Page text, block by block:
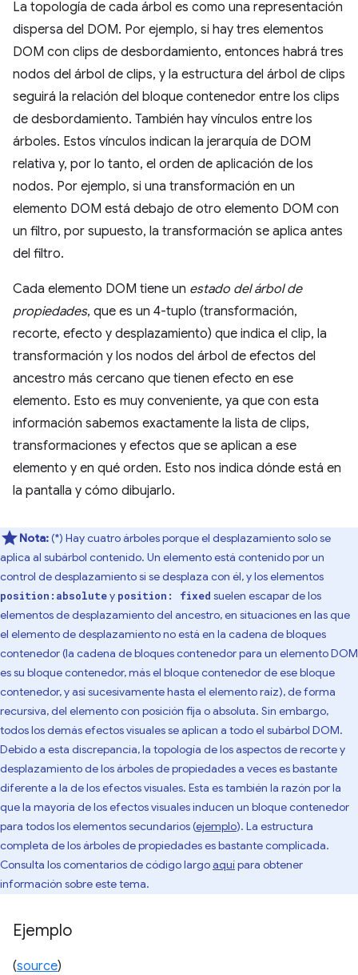
La topología de cada árbol es como una representación
dispersa del DOM. Por ejemplo, si hay tres elementos
DOM con clips de desbordamiento, entonces habrá tres
nodos del árbol de clips, y la estructura del árbol de clips
seguirá la relación del bloque contenedor entre los clips
de desbordamiento. También hay vínculos entre los
árboles. Estos vínculos indican la jerarquía de DOM
relativa y, por lo tanto, el orden de aplicación de los
nodos. Por ejemplo, si una transformación en un
elemento DOM está debajo de otro elemento DOM con
un filtro, por supuesto, la transformación se aplica antes
del filtro.
Cada elemento DOM tiene un estado del árbol de
propiedades, que es un 4-tuplo (transformación,
recorte, efecto y desplazamiento) que indica el clip, la
transformación y los nodos del árbol de efectos del
ancestro más cercano que tienen efecto en ese
elemento. Esto es muy conveniente, ya que con esta
información sabemos exactamente la lista de clips,
transformaciones y efectos que se aplican a ese
elemento y en qué orden. Esto nos indica dónde está en
la pantalla y cómo dibujarlo.
Nota:(*) Hay cuatro árboles porque el desplazamiento solo se
aplica al subárbol contenido. Un elemento está contenido por un
control de desplazamiento si se desplaza con él, y los elementos
position:absolutey position: fixed suelen escapar de los
elementos de desplazamiento del ancestro, en situaciones en las que
el elemento de desplazamiento no está en la cadena de bloques
contenedor (la cadena de bloques contenedor para un elemento DOM
es su bloque contenedor, más el bloque contenedor de ese bloque
contenedor, y así sucesivamente hasta el elemento raíz), de forma
recursiva, del elemento con posición fija o absoluta. Sin embargo,
todos los demás efectos visuales se aplican a todo el subárbol DOM.
Debido a esta discrepancia, la topología de los aspectos de recorte y
desplazamiento de los árboles de propiedades a veces es bastante
diferente a la de los efectos visuales. Esta es también la razón por la
que la mayoría de los efectos visuales inducen un bloque contenedor
para todos los elementos secundarios (ejemplo). La estructura
completa de los árboles de propiedades es bastante complicada.
Consulta los comentarios de código largoaquípara obtener
información sobre este tema.
Ejemplo
(source)